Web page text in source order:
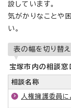
設しています。
気がかりなことや
い。
表の幅を切り替え
宝塚市内の相談窓
相談名称
人権擁護委員